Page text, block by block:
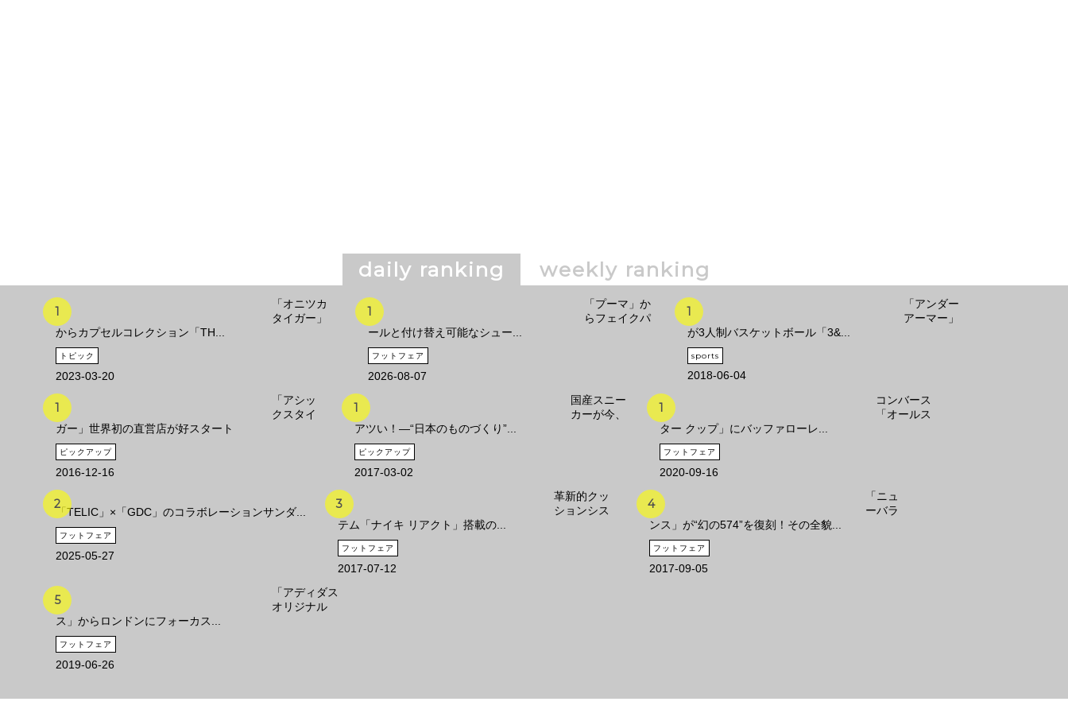
daily ranking weekly ranking
「オニツカ
タイガー」
からカプセルコレクション「TH...
トピック
2023-03-20
「プーマ」か
らフェイクパ
ールと付け替え可能なシュー...
フットフェア
2026-08-07
「アンダー
アーマー」
が3人制バスケットボール「3&...
sports
2018-06-04
「アシッ
クスタイ
ガー」世界初の直営店が好スタート
ピックアップ
2016-12-16
国産スニー
カーが今、
アツい！―“日本のものづくり”...
ピックアップ
2017-03-02
コンバース
「オールス
ター クップ」にバッファローレ...
フットフェア
2020-09-16
「TELIC」×「GDC」のコラボレーションサンダ...
フットフェア
2025-05-27
革新的クッ
ションシス
テム「ナイキ リアクト」搭載の...
フットフェア
2017-07-12
「ニュ
ーバラ
ンス」が“幻の574”を復刻！その全貌...
フットフェア
2017-09-05
「アディダス
オリジナル
ス」からロンドンにフォーカス...
フットフェア
2019-06-26